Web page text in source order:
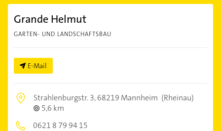
Grande Helmut
GARTEN- UND LANDSCHAFTSBAU
E-Mail
Strahlenburgstr. 3,68219 Mannheim (Rheinau)
5,6 km
0621 8 79 94 15